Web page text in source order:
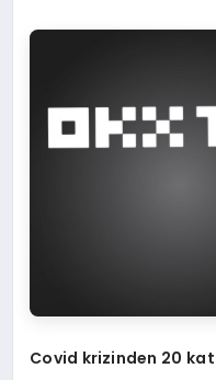
Covid krizinden 20